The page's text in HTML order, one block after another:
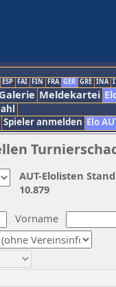
ESP FAI FIN FRA GER GRE INA
Meldekartei
Spieler anmelden Elo
Vorname
AUT-Elolisten
10.879